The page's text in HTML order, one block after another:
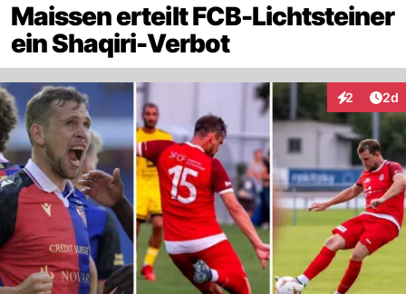
Maissen erteilt FCB-Lichtsteiner
ein Shaqiri-Verbot
2 2d